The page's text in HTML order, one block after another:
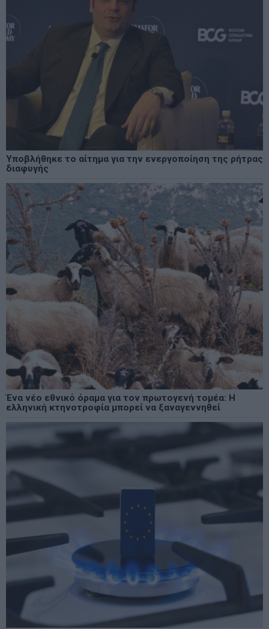
Υποβλήθηκε το αίτημα για την ενεργοποίηση της ρήτρας
διαφυγής
Ένα νέο εθνικό όραμα για τον πρωτογενή τομέα: Η
ελληνική κτηνοτροφία μπορεί να ξαναγεννηθεί